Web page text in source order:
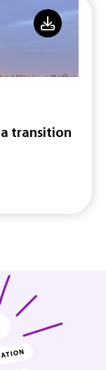
transition